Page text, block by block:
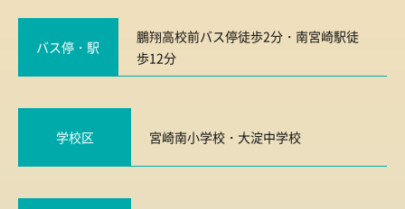
バス停・駅
鵬翔高校前バス停徒歩2分・南宮崎駅徒
歩12分
学校区 宮崎南小学校 ・ 大淀中学校